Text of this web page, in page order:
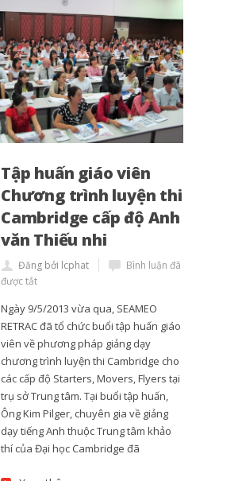
Tập huấn giáo viên
Chương trình luyện thi
Cambridge cấp độ Anh
văn Thiếu nhi
Đăng bởi lcphat
Bình luận đã
được tắt
Ngày 9/5/2013 vừa qua, SEAMEO
RETRAC đã tổ chức buổi tập huấn giáo
viên về phương pháp giảng dạy
chương trình luyện thi Cambridge cho
các cấp độ Starters, Movers, Flyers tại
trụ sở Trung tâm. Tại buổi tập huấn,
Ông Kim Pilger, chuyên gia về giảng
dạy tiếng Anh thuộc Trung tâm khảo
thí của Đại học Cambridge đã